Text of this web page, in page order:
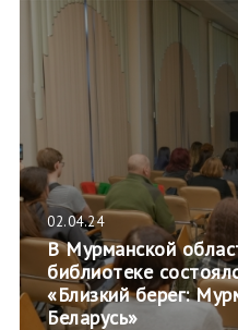
02.04.24
В Мурманской
библиотеке
«Близкий берег:
Беларусь»